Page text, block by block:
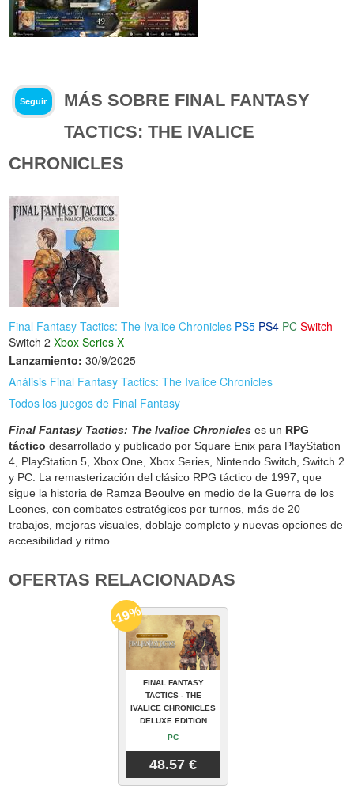
Seguir
MÁS SOBRE FINAL FANTASY
TACTICS: THE IVALICE
CHRONICLES
Final Fantasy Tactics: The Ivalice Chronicles PS5 PS4 PC Switch
Switch 2 Xbox Series X
Lanzamiento: 30/9/2025
Análisis Final Fantasy Tactics: The Ivalice Chronicles
Todos los juegos de Final Fantasy
Final Fantasy Tactics: The Ivalice Chronicles es un RPG
táctico desarrollado y publicado por Square Enix para PlayStation
4, PlayStation 5, Xbox One, Xbox Series, Nintendo Switch, Switch 2
y PC. La remasterización del clásico RPG táctico de 1997, que
sigue la historia de Ramza Beoulve en medio de la Guerra de los
Leones, con combates estratégicos por turnos, más de 20
trabajos, mejoras visuales, doblaje completo y nuevas opciones de
accesibilidad y ritmo.
OFERTAS RELACIONADAS
FINAL FANTASY
TACTICS - THE
IVALICE CHRONICLES
DELUXE EDITION
PC
48.57 €
-19%